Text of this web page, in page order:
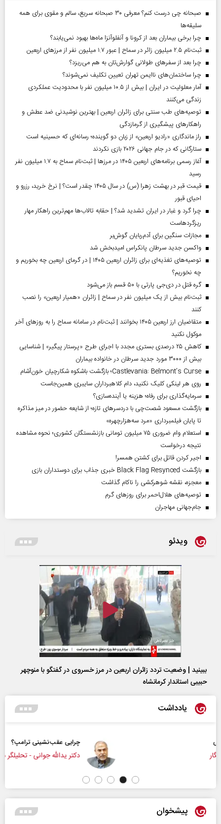
صبحانه چی درست کنم؟ معرفی ۳۰ صبحانه سریع، سالم و مقوی برای همه
سلیقه‌ها
چرا برخی بیماران بعد از کرونا و آنفلوآنزا ماه‌ها بهبود نمی‌یابند؟
ثبت‌نام ۲.۵ میلیون زائر در سماح | عبور ۱.۷ میلیون نفر از مرز‌های اربعین
چرا بعد از سفرهای طولانی گوارش‌تان به هم می‌ریزد؟
چرا ساختمان‌های ناایمن تهران تعیین تکلیف نمی‌شوند؟
آمار معلولیت در ایران | بیش از ۱۰.۵ میلیون نفر با محدودیت عملکردی
زندگی می‌کنند
توصیه‌های طب سنتی برای زائران اربعین | بهترین نوشیدنی ضد عطش و
راهکارهای پیشگیری از گرمازدگی
راز ماندگاری «رادیو اربعین» از زبان دو گوینده؛ رسانه‌ای که حسینیه است
ستارگانی که در جام جهانی ۲۰۲۶ بازی نکردند
آغاز رسمی برنامه‌های اربعین ۱۴۰۵ در مرز‌ها | ثبت‌نام سماح به ۱.۷ میلیون نفر
رسید
قیمت قبر در بهشت زهرا (س) در سال ۱۴۰۵ چقدر است؟ | نرخ خرید، رزرو و
احیای قبور
چرا گرد و غبار در ایران تشدید شد؟ | حقابه تالاب‌ها مهم‌ترین راهکار مهار
ریزگردهاست
مجازات سنگین برای آدم‌ربایان گوش‌بر
واکسن جدید سرطان پانکراس امیدبخش شد
توصیه‌های تغذیه‌ای برای زائران اربعین ۱۴۰۵ | در گرمای اربعین چه بخوریم و
چه نخوریم؟
گره قتل در دی‌جی پارتی با ۵۰ قسم باز می‌شود
ثبت‌نام بیش از یک میلیون نفر در سماح | زائران «همیار اربعین» را نصب
کنند
متقاضیان ارز اربعین ۱۴۰۵ بخوانند | ثبت‌نام در سامانه سماح را به روز‌های آخر
موکول نکنید
کاهش ۲۵ درصدی بستری مجدد با اجرای طرح «پرستار پیگیر» | شناسایی
بیش از ۳۰۰۰ مورد جدید سرطان در خانواده بیماران
Castlevania: Belmont’s Curse؛ بازگشت باشکوه شکارچیان خون‌آشام
روی هر لینکی کلیک نکنید، دام کلاهبرداران سایبری همین‌جاست
سرمایه‌گذاری برای رفاه؛ هزینه یا آینده‌سازی؟
بازگشت مسعود شصت‌چی با دردسر‌های تازه؛ از شایعه حضور در میز مذاکره
تا پایان فیلمبرداری «مرد سه‌هزارچهره»
استعلام وام ضروری ۷۵ میلیون تومانی بازنشستگان کشوری؛ نحوه مشاهده
نتیجه درخواست
اجیر کردن قاتل برای کشتن همسر!
بازگشت Black Flag Resynced خبری جذاب برای دوستداران بازی
معجزه، نقشه شوهرکشی را ناکام گذاشت
توصیه‌های هلال‌احمر برای روز‌های گرم
جام‌جهانی مهاجران
ویدئو
ببینید | وضعیت تردد زائران اربعین در مرز خسروی در گفتگو با منوچهر
حبیبی استاندار کرمانشاه
یادداشت
چرایی عقب‌نشینی ترامپ؟
دکتر یدالله جوانی - تحلیلگر مسائل سیاسی
پیشخوان